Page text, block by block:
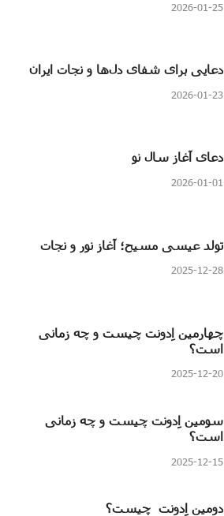
2026-01-25
دعایی برای شفای دل‌ها و نجات ایران
2026-01-23
دعای آغاز سال نو
2026-01-01
تولد عیسی مسیح؛ آغاز نور و نجات
2025-12-28
چهارمین اِدونت چیست و چه زمانی
است؟
2025-12-20
سومین اِدونت چیست و چه زمانی
است؟
2025-12-15
دومین اِدونت چیست؟